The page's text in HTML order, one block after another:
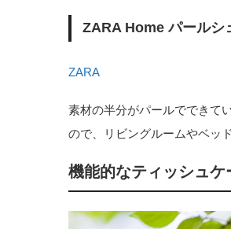
ZARA Home パールシ
ZARA
素材の半分がパールでできて
ので、リビングルームやベッ
機能的なティッシュ